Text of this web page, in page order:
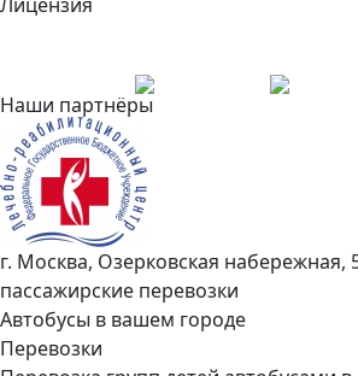
Наши партнёры
г. Москва, Озерковская набережная,
пассажирские перевозки
Автобусы в вашем городе
Перевозки